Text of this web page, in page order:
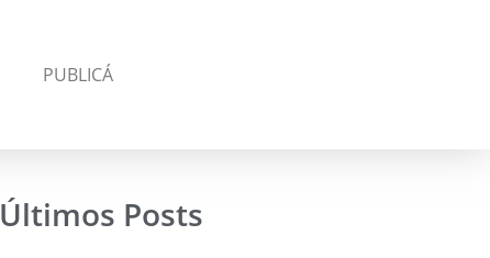
PUBLICÁ
Últimos Posts